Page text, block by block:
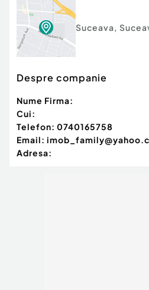
Suceava,
Despre companie
Nume Firma:
Cui:
Telefon: 0740165758
Email:
Adresa: